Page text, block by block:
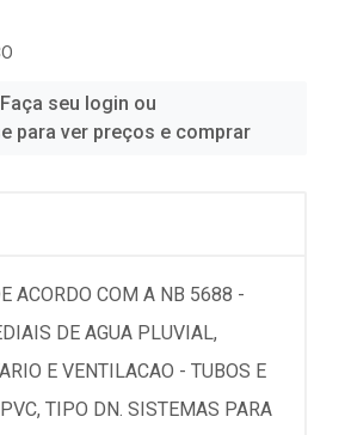
Faça seu login ou
para ver preços e comprar
ACORDO COM A NB 5688 -
DE AGUA PLUVIAL,
E VENTILACAO - TUBOS E
TIPO DN. SISTEMAS PARA